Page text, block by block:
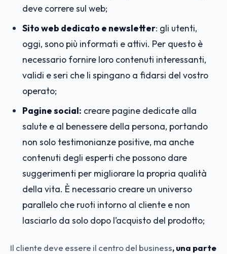
deve correre sul web;
Sito web dedicato e newsletter: gli utenti,
oggi, sono più informati e attivi. Per questo è
necessario fornire loro contenuti interessanti,
validi e seri che li spingano a fidarsi del vostro
operato;
Pagine social: creare pagine dedicate alla
salute e al benessere della persona, portando
non solo testimonianze positive, ma anche
contenuti degli esperti che possono dare
suggerimenti per migliorare la propria qualità
della vita. È necessario creare un universo
parallelo che ruoti intorno al cliente e non
lasciarlo da solo dopo l’acquisto del prodotto;
Il cliente deve essere il centro del business, una parte